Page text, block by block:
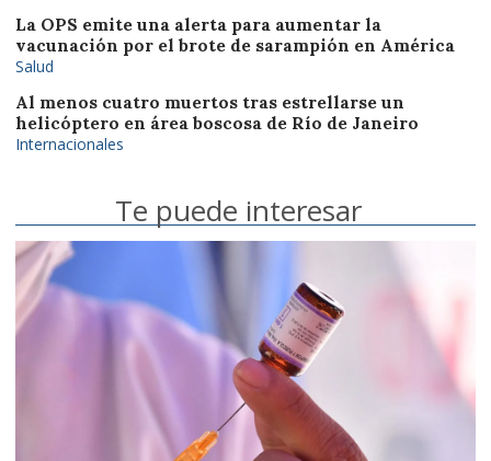
La OPS emite una alerta para aumentar la
vacunación por el brote de sarampión en América
Salud
Al menos cuatro muertos tras estrellarse un
helicóptero en área boscosa de Río de Janeiro
Internacionales
Te puede interesar